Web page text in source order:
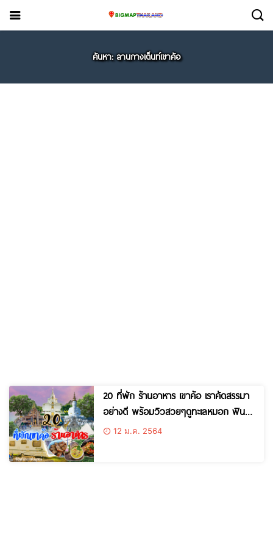
ค้นหา: ลานกางเต็นท์เขาค้อ
20 ที่พัก ร้านอาหาร เขาค้อ เราคัดสรรมา
อย่างดี พร้อมวิวสวยๆดูทะเลหมอก ฟิน
สุดๆ12 ม.ค. 2564